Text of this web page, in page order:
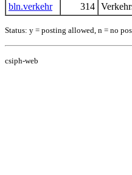
bln.verkehr
314
Status: y = posting allowed, n = no
csiph-web